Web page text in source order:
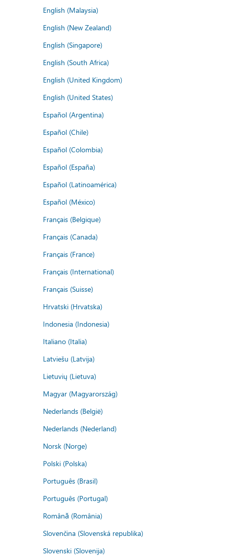
English (Malaysia)
English (New Zealand)
English (Singapore)
English (South Africa)
English (United Kingdom)
English (United States)
Español (Argentina)
Español (Chile)
Español (Colombia)
Español (España)
Español (Latinoamérica)
Español (México)
Français (Belgique)
Français (Canada)
Français (France)
Français (International)
Français (Suisse)
Hrvatski (Hrvatska)
Indonesia (Indonesia)
Italiano (Italia)
Latviešu (Latvija)
Lietuvių (Lietuva)
Magyar (Magyarország)
Nederlands (België)
Nederlands (Nederland)
Norsk (Norge)
Polski (Polska)
Português (Brasil)
Português (Portugal)
Română (România)
Slovenčina (Slovenská republika)
Slovenski (Slovenija)